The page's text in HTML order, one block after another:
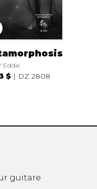
Eddie
$ DZ 2808
guitare